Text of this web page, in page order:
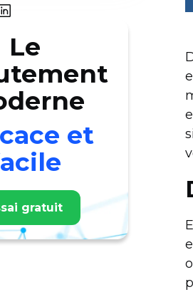
Le
et
gratuit